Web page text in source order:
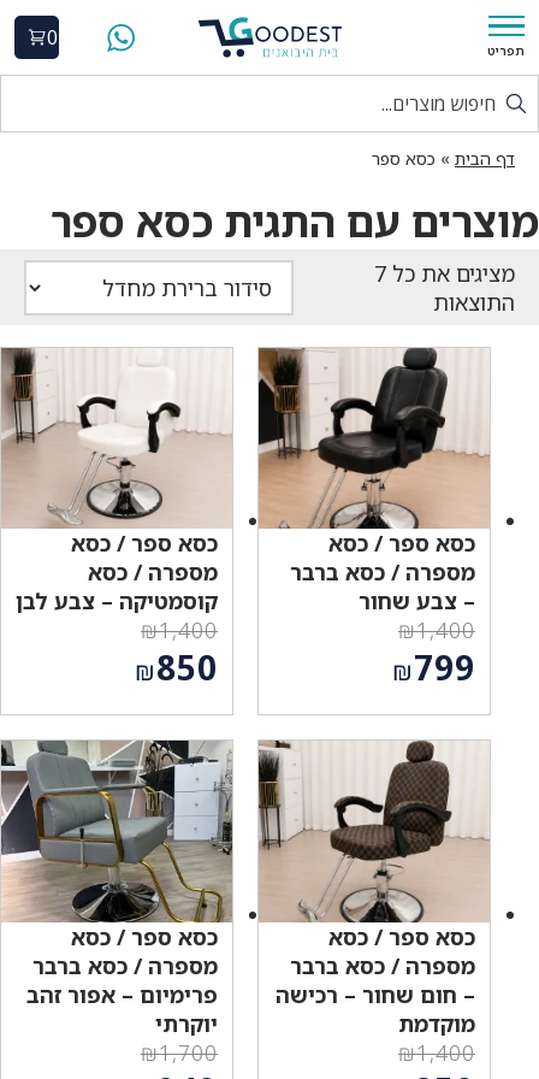
תפריט
0
דף הבית » כסא ספר
מוצרים עם התגית כסא ספר
התוצאות
כסא ספר / כסא
מספרה / כסא ברבר
– צבע שחור
₪1,400
המחיר
המקורי
היה:
₪1,400.
₪799
הנוכחי
הוא:
₪799.
כסא ספר / כסא
מספרה / כסא
קוסמטיקה – צבע לבן
₪1,400
המחיר
המקורי
היה:
₪1,400.
₪850
הנוכחי
הוא:
₪850.
כסא ספר / כסא
מספרה / כסא ברבר
– חום שחור – רכישה
מוקדמת
₪1,400
כסא ספר / כסא
מספרה / כסא ברבר
פרימיום – אפור זהב
יוקרתי
₪1,700